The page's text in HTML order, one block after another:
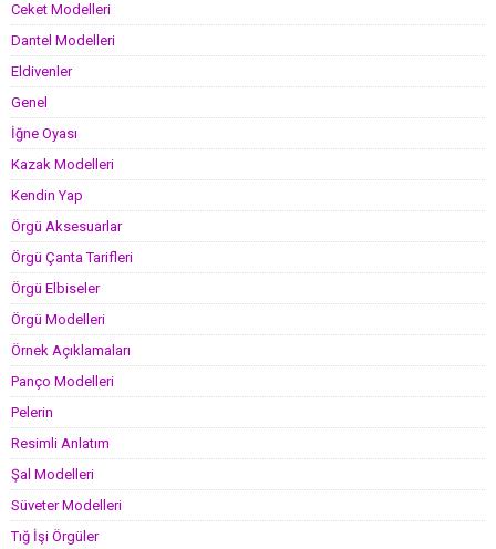
Ceket Modelleri
Dantel Modelleri
Eldivenler
Genel
İğne Oyası
Kazak Modelleri
Kendin Yap
Örgü Aksesuarlar
Örgü Çanta Tarifleri
Örgü Elbiseler
Örgü Modelleri
Örnek Açıklamaları
Panço Modelleri
Pelerin
Resimli Anlatım
Şal Modelleri
Süveter Modelleri
Tığ İşi Örgüler